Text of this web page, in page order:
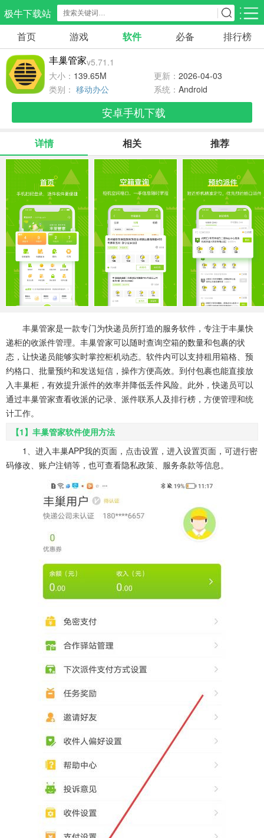
极牛下载站
应用分类 游戏分类
生活服务
297款应用
教育学习
178款应用
气象交通
84款应用
游戏辅助
476款应用
摄影美化
214款应用
社交聊天
183款应用
电子图书
438款应用
移动办公
184款应用
新闻阅读
43款应用
金融理财
54款应用
媒体影音
601款应用
系统工具
644款应用
健康医疗
53款应用
ai工具
334款应用
96款应用
首页 游戏 软件 必备 排行榜
丰巢管家v5.71.1
大小： 139.65M 更新： 2026-04-03
类别： 移动办公 系统： Android
安卓手机下载
详情 相关 推荐
丰巢管家是一款专门为快递员所打造的服务软件，专注于丰巢快
递柜的收派件管理。丰巢管家可以随时查询空箱的数量和包裹的状
态，让快递员能够实时掌控柜机动态。软件内可以支持租用箱格、预
约格口、批量预约和发送短信，操作方便高效。到付包裹也能直接放
入丰巢柜，有效提升派件的效率并降低丢件风险。此外，快递员可以
通过丰巢管家查看收派的记录、派件联系人及排行榜，方便管理和统
计工作。
【1】丰巢管家软件使用方法
1、进入丰巢APP我的页面，点击设置，进入设置页面，可进行密
码修改、账户注销等，也可查看隐私政策、服务条款等信息。